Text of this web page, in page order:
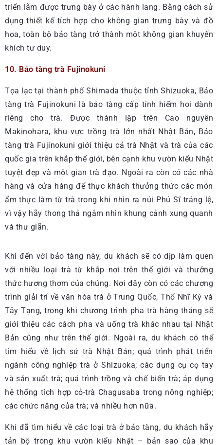
triển lãm được trưng bày ở các hành lang. Bằng cách sử
dụng thiết kế tích hợp cho không gian trưng bày và đồ
họa, toàn bộ bảo tàng trở thành một không gian khuyến
khích tư duy.
10. Bảo tàng trà Fujinokuni
Tọa lạc tại thành phố Shimada thuộc tỉnh Shizuoka, Bảo
tàng trà Fujinokuni là bảo tàng cấp tỉnh hiếm hoi dành
riêng cho trà. Được thành lập trên Cao nguyên
Makinohara, khu vực trồng trà lớn nhất Nhật Bản, Bảo
tàng trà Fujinokuni giới thiệu cả trà Nhật và trà của các
quốc gia trên khắp thế giới, bên cạnh khu vườn kiểu Nhật
tuyệt đẹp và một gian trà đạo. Ngoài ra còn có các nhà
hàng và cửa hàng để thực khách thưởng thức các món
ẩm thực làm từ trà trong khi nhìn ra núi Phú Sĩ tráng lệ,
vì vậy hãy thong thả ngắm nhìn khung cảnh xung quanh
và thư giãn.
Khi đến với bảo tàng này, du khách sẽ có dịp làm quen
với nhiều loại trà từ khắp nơi trên thế giới và thưởng
thức hương thơm của chúng. Nơi đây còn có các chương
trình giải trí về văn hóa trà ở Trung Quốc, Thổ Nhĩ Kỳ và
Tây Tạng, trong khi chương trình pha trà hàng tháng sẽ
giới thiệu các cách pha và uống trà khác nhau tại Nhật
Bản cũng như trên thế giới. Ngoài ra, du khách có thể
tìm hiểu về lịch sử trà Nhật Bản; quá trình phát triển
ngành công nghiệp trà ở Shizuoka; các dụng cụ cọ tay
và sản xuất trà; quá trình trồng và chế biến trà; áp dụng
hệ thống tích hợp cỏ-trà Chagusaba trong nông nghiệp;
các chức năng của trà; và nhiều hơn nữa.
Khi đã tìm hiểu về các loại trà ở bảo tàng, du khách hãy
tản bộ trong khu vườn kiểu Nhật – bản sao của khu